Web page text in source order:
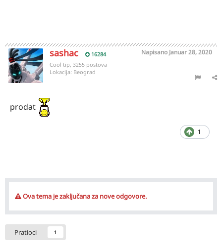
sashac 16284 Napisano Januar 28, 2020
Cool tip, 3255 postova
Lokacija: Beograd
prodat
1
Ova tema je zaključana za nove odgovore.
Pratioci 1